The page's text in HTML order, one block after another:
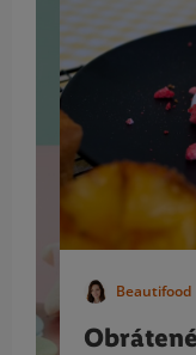
Beautifood